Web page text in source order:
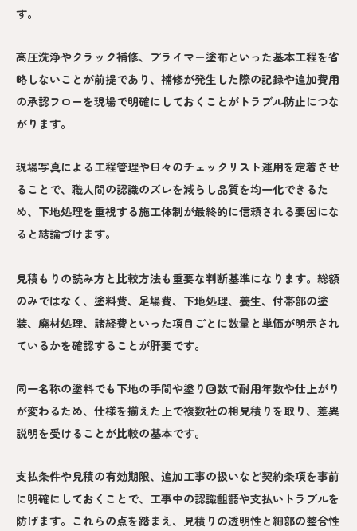
す。
高圧洗浄やクラック補修、プライマー塗布といった基本工程を省
略しないことが前提であり、補修が発生した際の記録や追加費用
の承認フローを現場で明確にしておくことがトラブル防止につな
がります。
現場写真による工程管理や日々のチェックリスト運用を定着させ
ることで、職人間の認識のズレを減らし品質を均一化できるた
め、下地処理を重視する施工体制が最終的に信頼される要因にな
ると結論づけます。
見積もりの読み方と比較方法も重要な判断基準になります。総額
のみではなく、塗料費、足場費、下地処理、養生、付帯部の塗
装、廃材処理、諸経費といった項目ごとに数量と単価が明示され
ているかを確認することが肝要です。
同一名称の塗料でも下地の手間や塗り回数で耐用年数や仕上がり
が変わるため、仕様を揃えた上で複数社の相見積りを取り、差異
説明を受けることが比較の基本です。
支払条件や見積の有効期限、追加工事の扱いなど契約条項を事前
に明確にしておくことで、工事中の認識齟齬や支払いトラブルを
防げます。これらの点を踏まえ、見積りの透明性と細部の整合性